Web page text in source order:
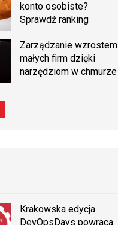
konto osobiste?
Sprawdź ranking
Zarządzanie wzrostem
małych firm dzięki
narzędziom w chmurze
Krakowska edycja
DevOpsDays powraca